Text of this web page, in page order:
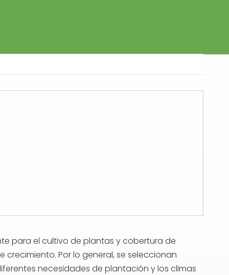
para el cultivo de plantas y cobertura de
Por lo general, se seleccionan
necesidades de plantación y los climas